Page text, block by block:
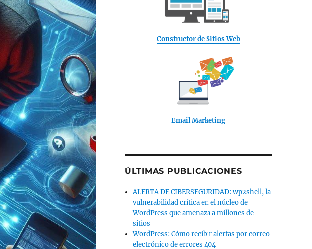
Constructor de Sitios Web
Email Marketing
ÚLTIMAS PUBLICACIONES
ALERTA DE CIBERSEGURIDAD: wp2shell, la
vulnerabilidad crítica en el núcleo de
WordPress que amenaza a millones de
sitios
WordPress: Cómo recibir alertas por correo
electrónico de errores 404